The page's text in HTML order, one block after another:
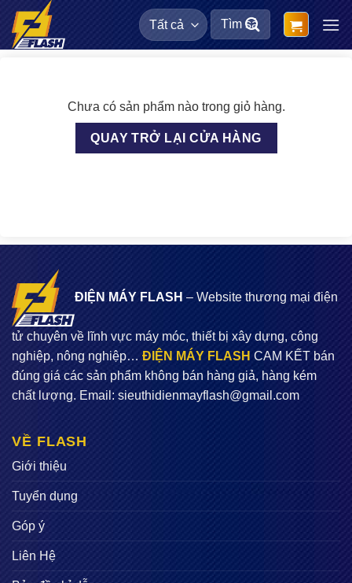
qua
nội
Tìm
kiếm:
Chưa có sản phẩm nào trong giỏ hàng.
QUAY TRỞ LẠI CỬA HÀNG
ĐIỆN MÁY FLASH – Website thương mại điện
tử chuyên về lĩnh vực máy móc, thiết bị xây dựng, công
nghiệp, nông nghiệp… ĐIỆN MÁY FLASH CAM KẾT bán
đúng giá các sản phẩm không bán hàng giả, hàng kém
chất lượng. Email: sieuthidienmayflash@gmail.com
VỀ FLASH
Giới thiệu
Tuyển dụng
Góp ý
Liên Hệ